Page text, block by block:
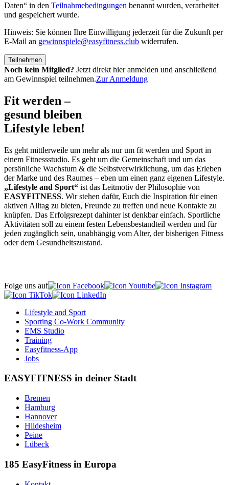
Daten“ in den Teilnahmebedingungen benannt wurden, verarbeitet
und gespeichert wurde.
Hinweis: Sie können Ihre Einwilligung jederzeit für die Zukunft per
E-Mail an gewinnspiele@easyfitness.club widerrufen.
Noch kein Mitglied? Jetzt direkt hier anmelden und anschließend
am Gewinnspiel teilnehmen.Zur Anmeldung
Fit werden –
gesund bleiben
Lifestyle leben!
Es geht mittlerweile um mehr als nur um fit werden und Sport in
einem Fitnessstudio. Es geht um die Gemeinschaft und um das
persönliche Wachstum & die Selbstverwirklichung, um das Erleben
der Marke und des Raumes – eben um einen ganz eigenen Lifestyle.
„Lifestyle and Sport“ ist das Leitmotiv der Philosophie von
EASYFITNESS. Wir stehen dafür, Euch die Inspiration für einen
aktiven Alltag zu bieten, Freunde zu treffen und neue Kontakte zu
knüpfen. Das Erfolgsrezept dahinter ist denkbar einfach. Sportliche
Aktivitäten soll zu einem festen Lebensbestandteil werden und für
jeden zugänglich sein, unabhängig vom Alter, der bisherigen Fitness
oder dem Gesundheitszustand.
Folge uns auf
Lifestyle and Sport
Sporting Co-Work Community
EMS Studio
Training
Easyfitness-App
Jobs
EASYFITNESS in deiner Stadt
Bremen
Hamburg
Hannover
Hildesheim
Peine
Lübeck
185 EasyFitness in Europa